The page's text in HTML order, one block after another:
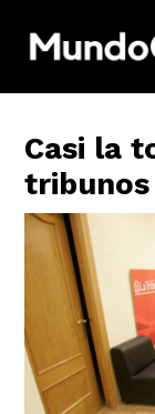
Casi la
tribunos